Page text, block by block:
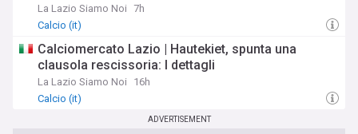
La Lazio Siamo Noi 7h
Calcio (it)
Calciomercato Lazio | Hautekiet, spunta una
clausola rescissoria: I dettagli
La Lazio Siamo Noi
16h
Calcio (it)
ADVERTISEMENT